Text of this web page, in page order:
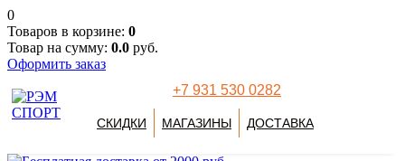
0
Товаров в корзине: 0
Товар на сумму: 0.0 руб.
Оформить заказ
+7 931 530 0282
СКИДКИ МАГАЗИНЫ ДОСТАВКА